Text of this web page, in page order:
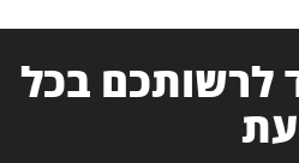
לרשותכם בכל
עת